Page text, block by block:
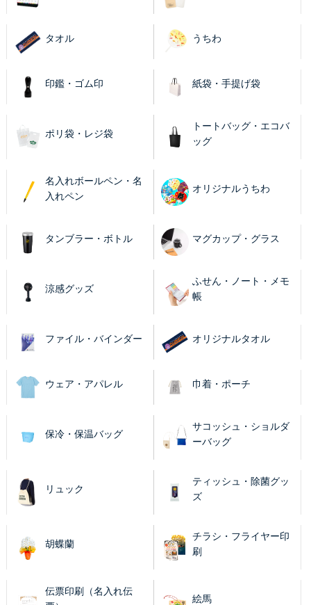
タオル うちわ
印鑑・ゴム印 紙袋・手提げ袋
ポリ袋・レジ袋
トートバッグ・エコバ
ッグ
名入れボールペン・名
入れペン
オリジナルうちわ
タンブラー・ボトル マグカップ・グラス
涼感グッズ
ふせん・ノート・メモ
帳
ファイル・バインダー オリジナルタオル
ウェア・アパレル 巾着・ポーチ
保冷・保温バッグ
サコッシュ・ショルダ
ーバッグ
リュック
ティッシュ・除菌グッ
ズ
胡蝶蘭
チラシ・フライヤー印
刷
伝票印刷（名入れ伝
絵馬